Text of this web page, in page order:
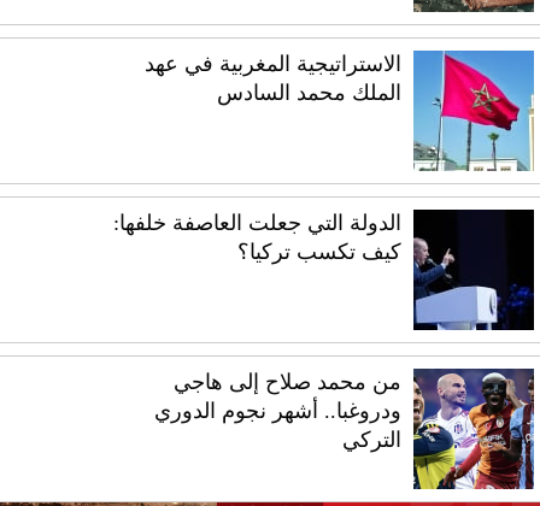
الاستراتيجية المغربية في عهد
الملك محمد السادس
الدولة التي جعلت العاصفة خلفها:
كيف تكسب تركيا؟
من محمد صلاح إلى هاجي
ودروغبا.. أشهر نجوم الدوري
التركي